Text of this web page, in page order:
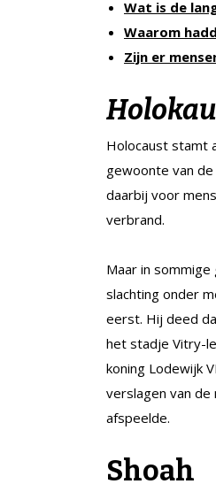
Wat is de
Waarom
Zijn er
Holocaust stamt
gewoonte van
daarbij voor
verbrand.
Maar in
slachting onder
eerst. Hij deed
het stadje Vitry-
koning Lodewijk
verslagen van
afspeelde.
Shoah